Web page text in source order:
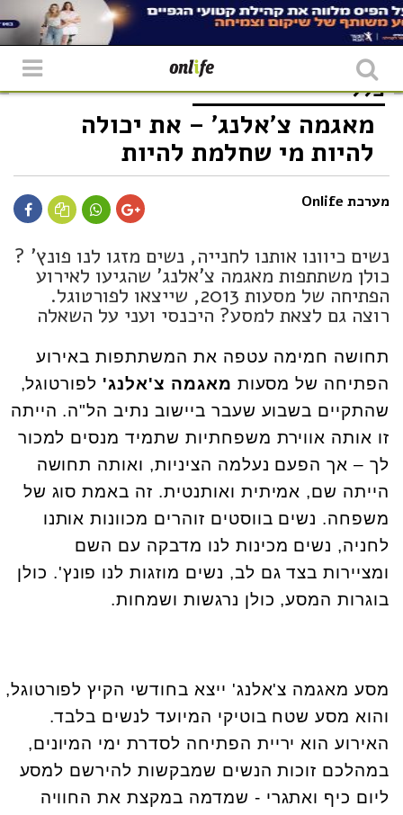
כללי
מאגמה צ'אלנג' – את יכולה
להיות מי שחלמת להיות
מערכת Onlife
נשים כיוונו אותנו לחנייה, נשים מזגו לנו פונץ' ?
כולן משתתפות מאגמה צ'אלנג' שהגיעו לאירוע
הפתיחה של מסעות 2013, שייצאו לפורטוגל.
רוצה גם לצאת למסע? היכנסי ועני על השאלה
תחושה חמימה עטפה את המשתתפות באירוע
הפתיחה של מסעות מאגמה צ'אלנג' לפורטוגל,
שהתקיים בשבוע שעבר ביישוב נתיב הל"ה. הייתה
זו אותה אווירת משפחתיות שתמיד מנסים למכור
לך – אך הפעם נעלמה הציניות, ואותה תחושה
הייתה שם, אמיתית ואותנטית. זה באמת סוג של
משפחה. נשים בווסטים זוהרים מכוונות אותנו
לחניה, נשים מכינות לנו מדבקה עם השם
ומציירות בצד גם לב, נשים מוזגות לנו פונץ'. כולן
בוגרות המסע, כולן נרגשות ושמחות.
מסע מאגמה צ'אלנג' ייצא בחודשי הקיץ לפורטוגל,
והוא מסע שטח בוטיקי המיועד לנשים בלבד.
האירוע הוא יריית הפתיחה לסדרת ימי המיונים,
במהלכם זוכות הנשים שמבקשות להירשם למסע
ליום כיף ואתגרי - שמדמה במקצת את החוויה